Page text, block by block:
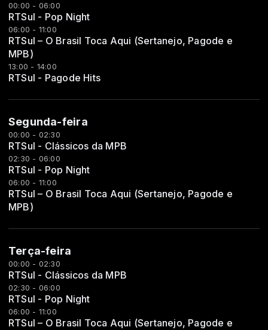
00:00 - 06:00
RTSul - Pop Night
06:00 - 11:00
RTSul – O Brasil Toca Aqui (Sertanejo, Pagode e
MPB)
13:00 - 14:00
RTSul - Pagode Hits
Segunda-feira
00:00 - 02:30
RTSul - Clássicos da MPB
02:30 - 06:00
RTSul - Pop Night
06:00 - 11:00
RTSul – O Brasil Toca Aqui (Sertanejo, Pagode e
MPB)
Terça-feira
00:00 - 02:30
RTSul - Clássicos da MPB
02:30 - 06:00
RTSul - Pop Night
06:00 - 11:00
RTSul – O Brasil Toca Aqui (Sertanejo, Pagode e